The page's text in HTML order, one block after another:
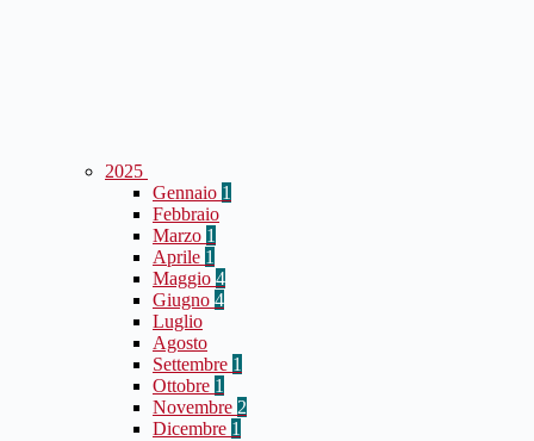
2025
Gennaio 1
Febbraio
Marzo 1
Aprile 1
Maggio 4
Giugno 4
Luglio
Agosto
Settembre 1
Ottobre 1
Novembre 2
Dicembre 1